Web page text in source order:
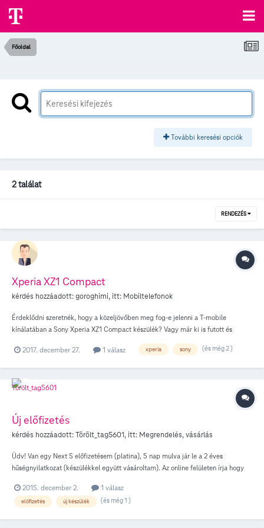
Főoldal
További keresési opciók
2 találat
RENDEZÉS
Xperia XZ1 Compact
kérdés hozzáadott:goroghimi, itt: Mobiltelefonok
Érdeklődni szeretnék, hogy a közeljövőben meg fog-e jelenni a T-mobile
kínálatában a Sony Xperia XZ1 Compact készülék? Vagy már ki is futott és
2017. december 27.
1 válasz xperia sony (és még 2 )
Új előfizetés
kérdés hozzáadott:Törölt_tag5601, itt: Megrendelés, vásárlás
Üdv! Van egy Next S előfizetésem (platina), 5 nap mulva jár le a 2 éves
hűségnyilatkozat (készülékkel együtt vásároltam). Az online felületen írja hogy
venni. Az után érdeklődnék, hogy ez azt jelenti hogy egy egyedi árat/árakat
kapok előfizetés hosszabbítás esetén, vagy a most is elérhető árakon tudok új
2015. december 2. 1 válasz
előfizetés új készülék (és még 1 )